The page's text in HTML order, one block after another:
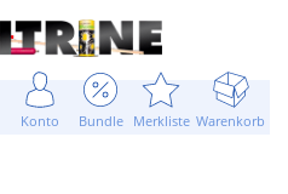
Konto Bundle Merkliste Warenkorb